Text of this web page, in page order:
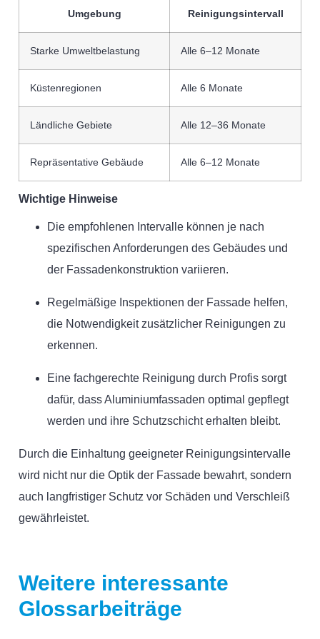
Umgebung Reinigungsintervall
Starke Umweltbelastung Alle 6–12 Monate
Küstenregionen Alle 6 Monate
Ländliche Gebiete Alle 12–36 Monate
Repräsentative Gebäude Alle 6–12 Monate
Wichtige Hinweise
Die empfohlenen Intervalle können je nach
spezifischen Anforderungen des Gebäudes und
der Fassadenkonstruktion variieren.
Regelmäßige Inspektionen der Fassade helfen,
die Notwendigkeit zusätzlicher Reinigungen zu
erkennen.
Eine fachgerechte Reinigung durch Profis sorgt
dafür, dass Aluminiumfassaden optimal gepflegt
werden und ihre Schutzschicht erhalten bleibt.
Durch die Einhaltung geeigneter Reinigungsintervalle
wird nicht nur die Optik der Fassade bewahrt, sondern
auch langfristiger Schutz vor Schäden und Verschleiß
gewährleistet.
Weitere interessante
Glossarbeiträge